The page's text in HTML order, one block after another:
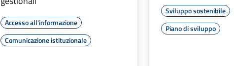
Accesso all'informazione
Comunicazione istituzionale
Sviluppo sostenibile
Piano di sviluppo